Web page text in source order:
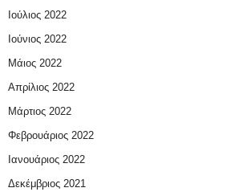
Ιούλιος 2022
Ιούνιος 2022
Μάιος 2022
Απρίλιος 2022
Μάρτιος 2022
Φεβρουάριος 2022
Ιανουάριος 2022
Δεκέμβριος 2021